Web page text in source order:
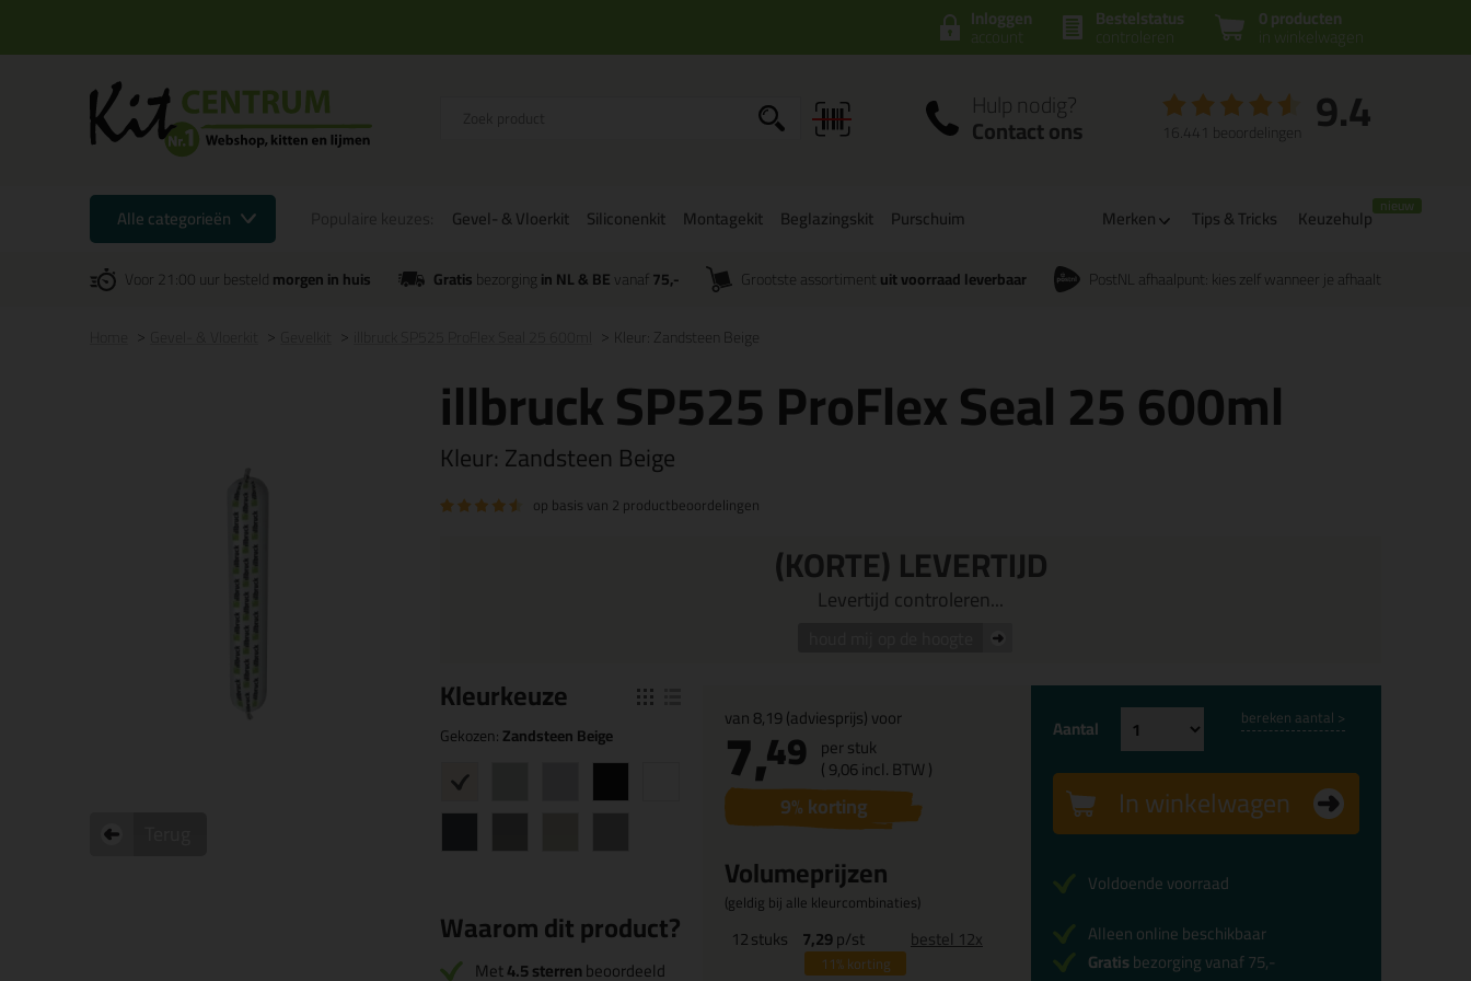
0 producten
in winkelwagen
Bestelstatus
controleren
Inloggen
account
Hulp nodig?
Contact ons 9.4
16.441 beoordelingen
Alle categorieën Gevel- & Vloerkit Siliconenkit Montagekit Beglazingskit Purschuim Merken Tips & Tricks Keuzehulp
Voor 21:00 uur besteldmorgen in huis Gratisbezorgingin NL & BEvanaf 75,- Grootste assortiment uit voorraad leverbaar PostNL afhaalpunt: kies zelf wanneer je afhaalt
Kleur: Zandsteen Beige
illbruck SP525 ProFlex Seal 25 600ml
Kleur:Zandsteen Beige
op basis van 2 productbeoordelingen
(KORTE) LEVERTIJD
Levertijd controleren...
Kleurkeuze
Gekozen:Zandsteen Beige
Waarom dit product?
Met4.5 sterrenbeoordeeld
van8,19(adviesprijs) voor
7,49 per stuk
(9,06incl. BTW )
9% korting
Volumeprijzen
(geldig bij alle kleurcombinaties)
12stuks 7,29p/st
11%korting
bestel 12x
Aantal bereken aantal >
In winkelwagen
Voldoende voorraad
Alleen online beschikbaar
Gratisbezorging vanaf 75,-